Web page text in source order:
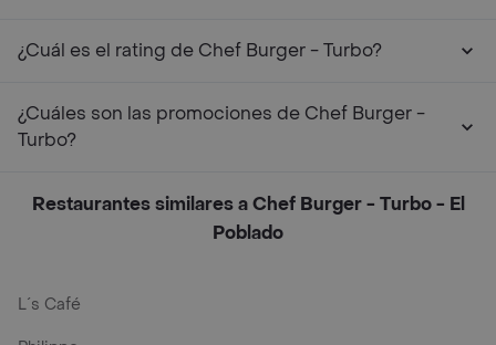
¿Cuál es el rating de Chef Burger - Turbo?
¿Cuáles son las promociones de Chef Burger -
Turbo?
Restaurantes similares a Chef Burger - Turbo - El
Poblado
L´s Café